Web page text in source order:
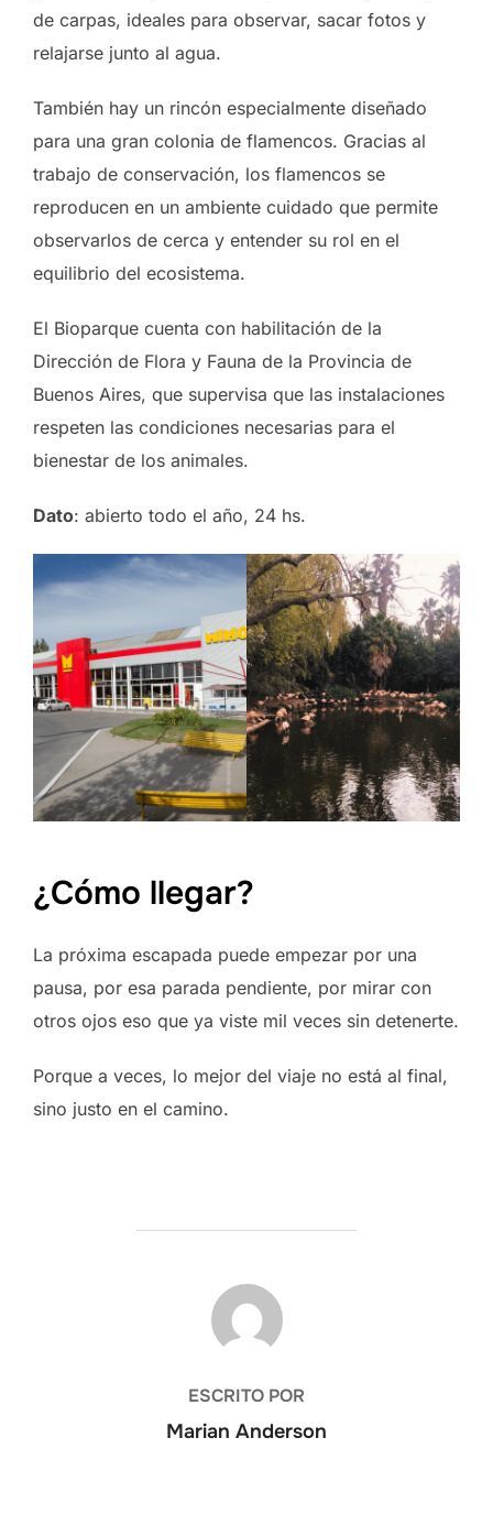
de carpas, ideales para observar, sacar fotos y
relajarse junto al agua.
También hay un rincón especialmente diseñado
para una gran colonia de flamencos. Gracias al
trabajo de conservación, los flamencos se
reproducen en un ambiente cuidado que permite
observarlos de cerca y entender su rol en el
equilibrio del ecosistema.
El Bioparque cuenta con habilitación de la
Dirección de Flora y Fauna de la Provincia de
Buenos Aires, que supervisa que las instalaciones
respeten las condiciones necesarias para el
bienestar de los animales.
Dato: abierto todo el año, 24 hs.
¿Cómo llegar?
La próxima escapada puede empezar por una
pausa, por esa parada pendiente, por mirar con
otros ojos eso que ya viste mil veces sin detenerte.
Porque a veces, lo mejor del viaje no está al final,
sino justo en el camino.
AUTOR DE LA ENTRADA
ESCRITO POR
Marian Anderson